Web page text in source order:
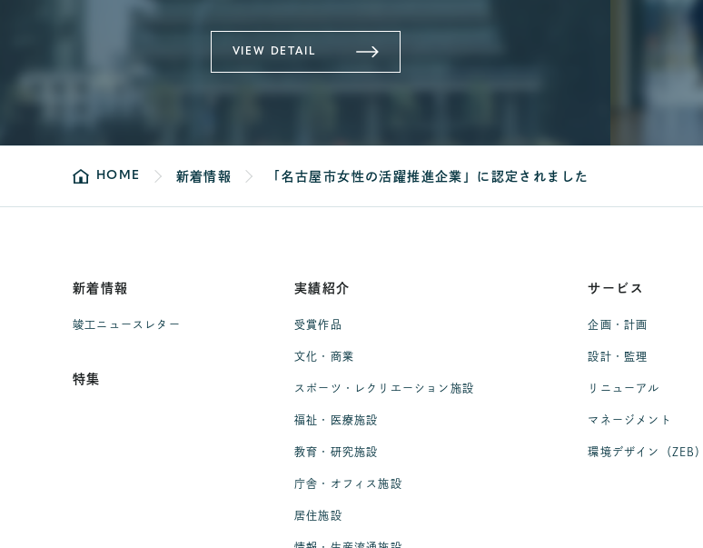
VIEW DETAIL
HOME 新着情報 「名古屋市女性の活躍推進企業」に認定されました
新着情報
竣工ニュースレター
特集
実績紹介
受賞作品
文化・商業
スポーツ・レクリエーション施設
福祉・医療施設
教育・研究施設
庁舎・オフィス施設
居住施設
サービス
企画・計画
設計・監理
リニューアル
マネージメント
環境デザイン（ZEB）